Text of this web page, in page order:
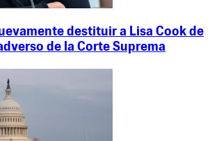
destituir a Lisa Cook de
de la Corte Suprema